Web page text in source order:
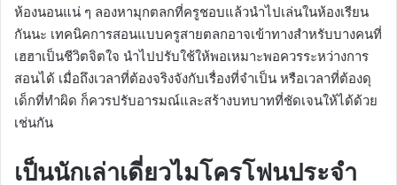
ห้องนอนแน่ ๆ ลองหามุกตลกที่ครูชอบแล้วนำไปเล่นในห้องเรียน
กันนะ เทคนิคการสอนแบบครูสายตลกอาจเข้าทางสำหรับบางคนที่
เฮฮาเป็นชีวิตจิตใจ นำไปปรับใช้ให้พอเหมาะพอควรระหว่างการ
สอนได้ เมื่อถึงเวลาที่ต้องจริงจังกับเรื่องที่จำเป็น หรือเวลาที่ต้องดุ
เด็กที่ทำผิด ก็ควรปรับอารมณ์และสร้างบทบาทที่ชัดเจนให้ได้ด้วย
เช่นกัน
เป็นนักเล่าเดี่ยวไมโครโฟนประจำ